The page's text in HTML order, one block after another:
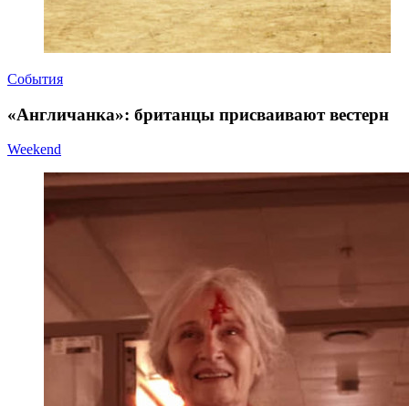
События
«Англичанка»: британцы присваивают вестерн
Weekend